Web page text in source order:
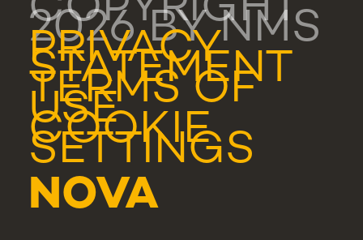
2026 BY NMS
PRIVACY
STATEMENT
TERMS OF
USE
COOKIE
SETTINGS
NOVA